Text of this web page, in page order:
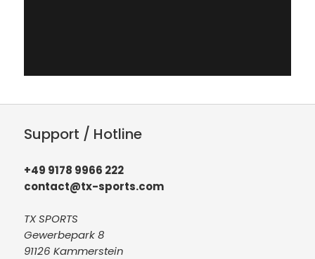
Support / Hotline
+49 9178 9966 222
contact@tx-sports.com
TX SPORTS
Gewerbepark 8
91126 Kammerstein